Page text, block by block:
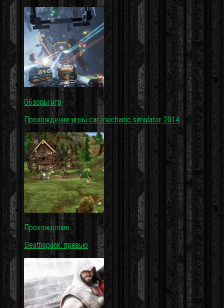
Обзоры игр
Прохождение игры car mechanic simulator 2014
Прохождения
Deathspank: превью